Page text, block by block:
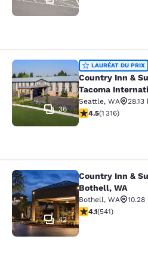
Country Inn &
36
LAURÉAT DU PRIX
Country Inn &
Tacoma
Seattle, WA
28.13
4.45 étoiles.
4.5(1 316)
Country Inn &
42
Country Inn &
Bothell, WA
Bothell, WA
10.28
4.09 étoiles. Très
4.1(541)